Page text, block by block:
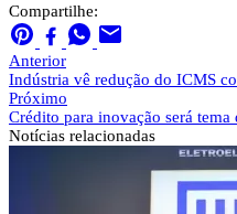
Compartilhe:
Anterior
Indústria vê redução do ICMS
Próximo
Crédito para inovação será
Notícias relacionadas